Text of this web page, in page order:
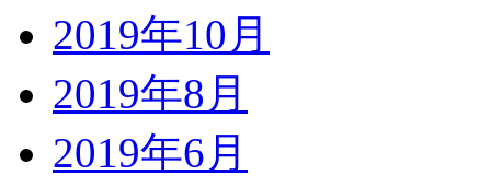
2019年10月
2019年8月
2019年6月